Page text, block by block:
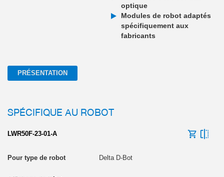
optique
Modules de robot adaptés
spécifiquement aux
fabricants
PRÉSENTATION
SPÉCIFIQUE AU ROBOT
LWR50F-23-01-A
Delta D-Bot